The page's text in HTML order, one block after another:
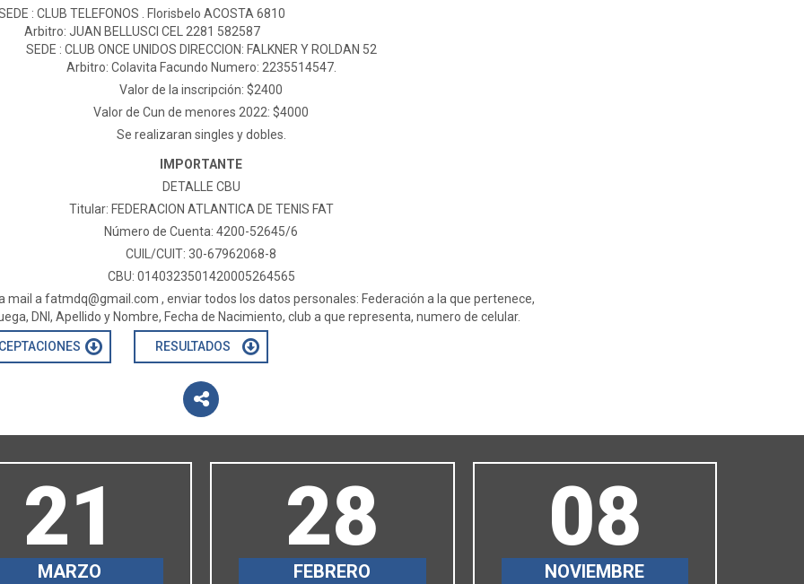
: CLUB TELEFONOS . Florisbelo ACOSTA 6810
Arbitro: JUAN BELLUSCI CEL 2281 582587
SEDE : CLUB ONCE UNIDOS DIRECCION: FALKNER Y ROLDAN 52
Arbitro: Colavita Facundo Numero: 2235514547.
Valor de la inscripción: $2400
Valor de Cun de menores 2022: $4000
Se realizaran singles y dobles.
IMPORTANTE
DETALLE CBU
Titular: FEDERACION ATLANTICA DE TENIS FAT
Número de Cuenta: 4200-52645/6
CUIL/CUIT: 30-67962068-8
CBU: 0140323501420005264565
mail afatmdq@gmail.com , enviar todos los datos personales: Federación a la que pertenece,
DNI, Apellido y Nombre, Fecha de Nacimiento, club a que representa, numero de celular.
RESULTADOS
21
MARZO
28
FEBRERO
08
NOVIEMBRE